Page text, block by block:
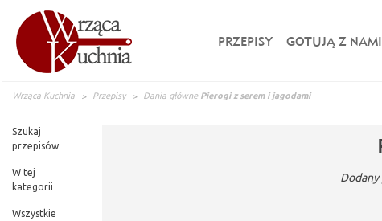
PRZEPISY GOTUJĄ Z NAMI
Wrząca Kuchnia Przepisy Dania główne Pierogi z serem i jagodami
Szukaj
przepisów
W tej
kategorii
Wszystkie